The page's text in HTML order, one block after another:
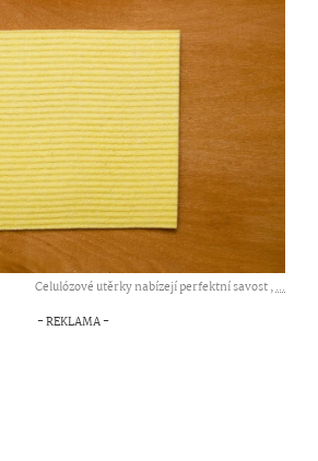
Celulózové utěrky nabízejí perfektní savost ,...